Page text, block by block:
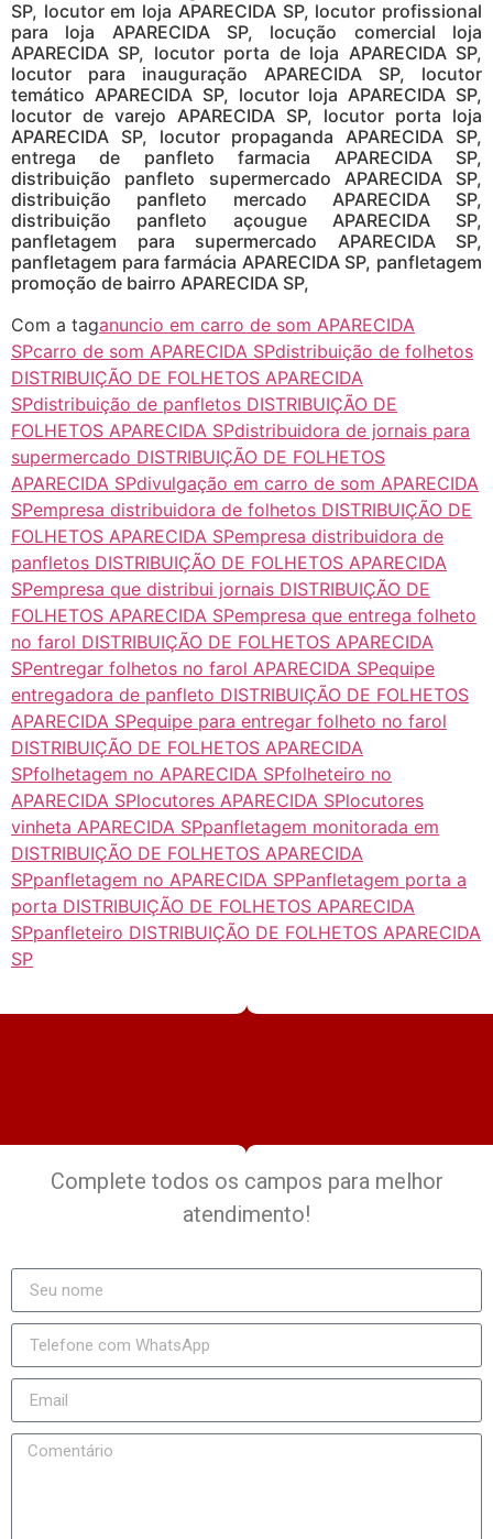
SP, locutor em loja APARECIDA SP, locutor profissional
para loja APARECIDA SP, locução comercial loja
APARECIDA SP, locutor porta de loja APARECIDA SP,
locutor para inauguração APARECIDA SP, locutor
temático APARECIDA SP, locutor loja APARECIDA SP,
locutor de varejo APARECIDA SP, locutor porta loja
APARECIDA SP, locutor propaganda APARECIDA SP,
entrega de panfleto farmacia APARECIDA SP,
distribuição panfleto supermercado APARECIDA SP,
distribuição panfleto mercado APARECIDA SP,
distribuição panfleto açougue APARECIDA SP,
panfletagem para supermercado APARECIDA SP,
panfletagem para farmácia APARECIDA SP, panfletagem
promoção de bairro APARECIDA SP,
Com a taganuncio em carro de som APARECIDA
SPcarro de som APARECIDA SPdistribuição de folhetos
DISTRIBUIÇÃO DE FOLHETOS APARECIDA
SPdistribuição de panfletos DISTRIBUIÇÃO DE
FOLHETOS APARECIDA SPdistribuidora de jornais para
supermercado DISTRIBUIÇÃO DE FOLHETOS
APARECIDA SPdivulgação em carro de som APARECIDA
SPempresa distribuidora de folhetos DISTRIBUIÇÃO DE
FOLHETOS APARECIDA SPempresa distribuidora de
panfletos DISTRIBUIÇÃO DE FOLHETOS APARECIDA
SPempresa que distribui jornais DISTRIBUIÇÃO DE
FOLHETOS APARECIDA SPempresa que entrega folheto
no farol DISTRIBUIÇÃO DE FOLHETOS APARECIDA
SPentregar folhetos no farol APARECIDA SPequipe
entregadora de panfleto DISTRIBUIÇÃO DE FOLHETOS
APARECIDA SPequipe para entregar folheto no farol
DISTRIBUIÇÃO DE FOLHETOS APARECIDA
SPfolhetagem no APARECIDA SPfolheteiro no
APARECIDA SPlocutores APARECIDA SPlocutores
vinheta APARECIDA SPpanfletagem monitorada em
DISTRIBUIÇÃO DE FOLHETOS APARECIDA
SPpanfletagem no APARECIDA SPPanfletagem porta a
porta DISTRIBUIÇÃO DE FOLHETOS APARECIDA
SPpanfleteiro DISTRIBUIÇÃO DE FOLHETOS APARECIDA
SP
Complete todos os campos para melhor
atendimento!